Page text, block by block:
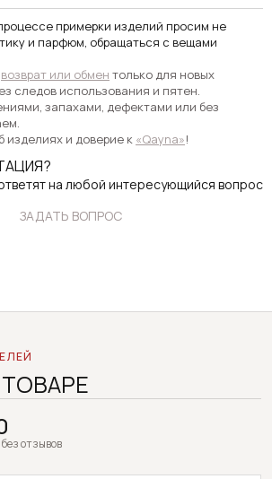
примерки изделий просим не
и парфюм, обращаться с вещами
возврат или обмен только для новых
следов использования и пятен.
запахами, дефектами или без
изделиях и доверие к «Qayna»!
на любой интересующийся вопрос
ЗАДАТЬ ВОПРОС
отзывов